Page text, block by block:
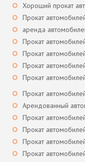
Хороший прокат
Прокат
аренда
Прокат
Прокат
Прокат
Прокат
Прокат
Арендованный
Прокат
Прокат
Прокат
Прокат